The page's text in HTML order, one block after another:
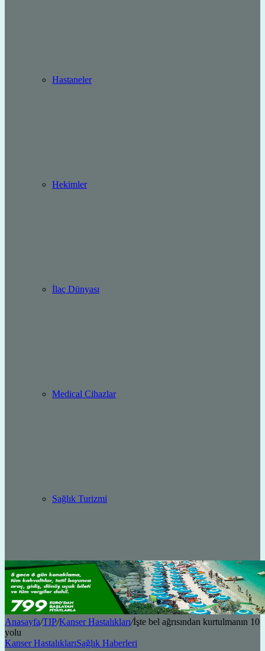
Hastaneler
Hekimler
İlaç Dünyası
Medical Cihazlar
Sağlık Turizmi
Anasayfa/TIP/Kanser Hastalıkları/İşte bel ağrısından kurtulmanın 10
yolu
Kanser HastalıklarıSağlık Haberleri